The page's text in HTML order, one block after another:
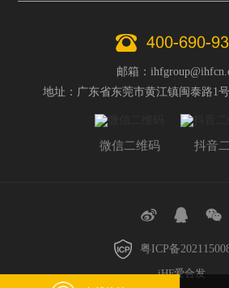
400-690-
邮箱：
地址：广东省东莞市黄江镇闽泰路1
微信二维码 抖音
粤ICP备
iHF爱合发